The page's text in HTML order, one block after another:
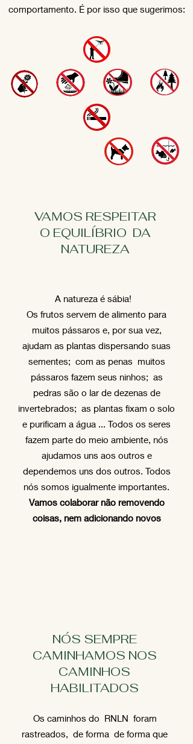
comportamento. É por isso que sugerimos:
VAMOS RESPEITAR
O EQUILÍBRIO DA
NATUREZA
A natureza é sábia!
Os frutos servem de alimento para
muitos pássaros e, por sua vez,
ajudam as plantas dispersando suas
sementes; com as penas muitos
pássaros fazem seus ninhos; as
pedras são o lar de dezenas de
invertebrados; as plantas fixam o solo
e purificam a água ... Todos os seres
fazem parte do meio ambiente, nós
ajudamos uns aos outros e
dependemos uns dos outros. Todos
nós somos igualmente importantes.
Vamos colaborar não removendo
coisas, nem adicionando novos
NÓS SEMPRE
CAMINHAMOS NOS
CAMINHOS
HABILITADOS
Os caminhos do RNLN foram
rastreados, de forma de forma que